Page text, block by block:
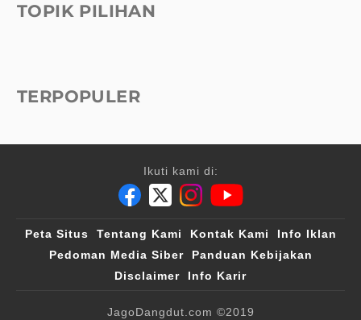
TOPIK PILIHAN
TERPOPULER
Ikuti kami di:
Peta Situs Tentang Kami Kontak Kami
Info Iklan
Pedoman Media Siber
Panduan Kebijakan
Disclaimer
Info Karir
JagoDangdut.com ©2019